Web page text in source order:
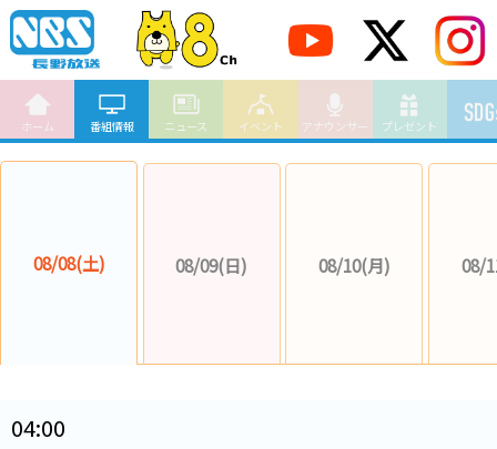
ホーム 番組情報 ニュース イベント アナウンサー プレゼント
08/08(土) 08/09(日) 08/10(月) 08/
04:00